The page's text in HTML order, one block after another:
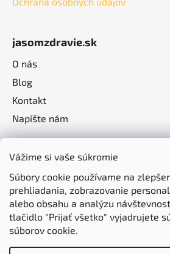
Vážime si vaše súkromie
Súbory cookie používame na
prehliadania, zobrazovanie
alebo obsahu a analýzu
tlačidlo "Prijať všetko" vyjadrujete
súborov cookie.
jasomzdravie.sk
O nás
Blog
Kontakt
Napíšte nám